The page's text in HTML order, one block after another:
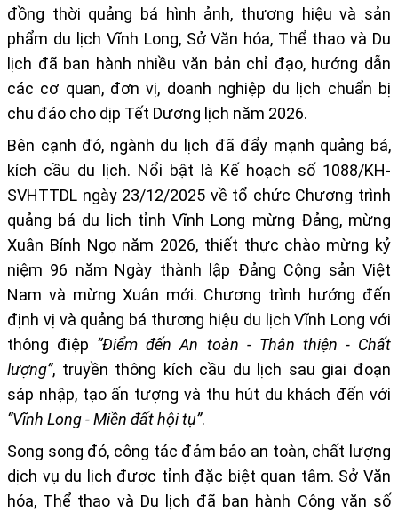
đồng thời quảng bá hình ảnh, thương hiệu và sản
phẩm du lịch Vĩnh Long, Sở Văn hóa, Thể thao và Du
lịch đã ban hành nhiều văn bản chỉ đạo, hướng dẫn
các cơ quan, đơn vị, doanh nghiệp du lịch chuẩn bị
chu đáo cho dịp Tết Dương lịch năm 2026.
Bên cạnh đó, ngành du lịch đã đẩy mạnh quảng bá,
kích cầu du lịch. Nổi bật là Kế hoạch số 1088/KH-
SVHTTDL ngày 23/12/2025 về tổ chức Chương trình
quảng bá du lịch tỉnh Vĩnh Long mừng Đảng, mừng
Xuân Bính Ngọ năm 2026, thiết thực chào mừng kỷ
niệm 96 năm Ngày thành lập Đảng Cộng sản Việt
Nam và mừng Xuân mới. Chương trình hướng đến
định vị và quảng bá thương hiệu du lịch Vĩnh Long với
thông điệp “Điểm đến An toàn - Thân thiện - Chất
lượng”, truyền thông kích cầu du lịch sau giai đoạn
sáp nhập, tạo ấn tượng và thu hút du khách đến với
“Vĩnh Long - Miền đất hội tụ”.
Song song đó, công tác đảm bảo an toàn, chất lượng
dịch vụ du lịch được tỉnh đặc biệt quan tâm. Sở Văn
hóa, Thể thao và Du lịch đã ban hành Công văn số